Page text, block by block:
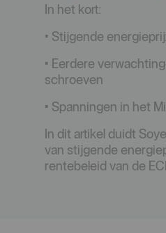
In het kort:
• Stijgende
• Eerdere
schroeven
• Spanningen in het
In dit artikel duidt
van stijgende
rentebeleid van de